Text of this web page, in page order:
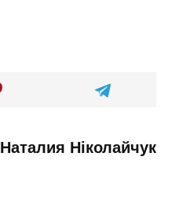
Наталия Ніколайчук